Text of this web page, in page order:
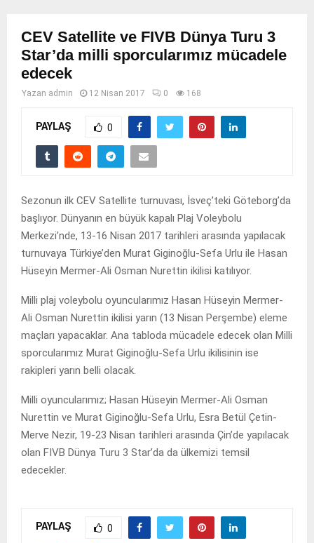
CEV Satellite ve FIVB Dünya Turu 3
Star’da milli sporcularımız mücadele
edecek
Yazan admin 12 Nisan 2017 0 168
PAYLAŞ 0
Sezonun ilk CEV Satellite turnuvası, İsveç’teki Göteborg’da
başlıyor. Dünyanın en büyük kapalı Plaj Voleybolu
Merkezi’nde, 13-16 Nisan 2017 tarihleri arasında yapılacak
turnuvaya Türkiye’den Murat Giginoğlu-Sefa Urlu ile Hasan
Hüseyin Mermer-Ali Osman Nurettin ikilisi katılıyor.
Milli plaj voleybolu oyuncularımız Hasan Hüseyin Mermer-
Ali Osman Nurettin ikilisi yarın (13 Nisan Perşembe) eleme
maçları yapacaklar. Ana tabloda mücadele edecek olan Milli
sporcularımız Murat Giginoğlu-Sefa Urlu ikilisinin ise
rakipleri yarın belli olacak.
Milli oyuncularımız; Hasan Hüseyin Mermer-Ali Osman
Nurettin ve Murat Giginoğlu-Sefa Urlu, Esra Betül Çetin-
Merve Nezir, 19-23 Nisan tarihleri arasında Çin’de yapılacak
olan FIVB Dünya Turu 3 Star’da da ülkemizi temsil
edecekler.
PAYLAŞ 0